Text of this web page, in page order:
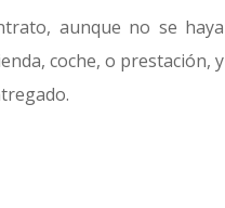
aunque no se haya
coche, o prestación, y